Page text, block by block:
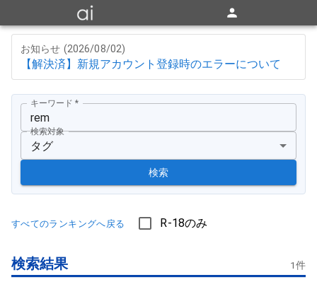
お知らせ (2026/08/02)
【解決済】新規アカウント登録時のエラーについて
キーワード *
検索対象
タグ
検索
すべてのランキングへ戻る R-18のみ
検索結果 1件